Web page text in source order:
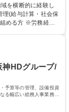
経営推進等をお任せ
を積んでいただき
総
ゼネラリストを目
を横断的に経験し
める方 ※労務経験
管理など）の経験
神HDグループ/
予算等の管理、設備投資
る幅広い総務人事業務全